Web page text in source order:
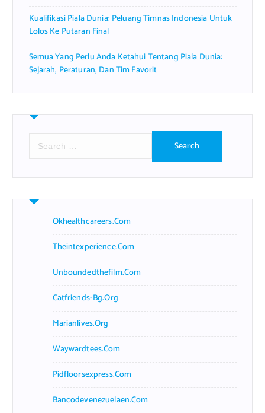
Kualifikasi Piala Dunia: Peluang Timnas Indonesia Untuk
Lolos Ke Putaran Final
Semua Yang Perlu Anda Ketahui Tentang Piala Dunia:
Sejarah, Peraturan, Dan Tim Favorit
r
h
Okhealthcareers.com
Theintexperience.com
Unboundedthefilm.com
Catfriends-Bg.org
Marianlives.org
Waywardtees.com
Pidfloorsexpress.com
Bancodevenezuelaen.com